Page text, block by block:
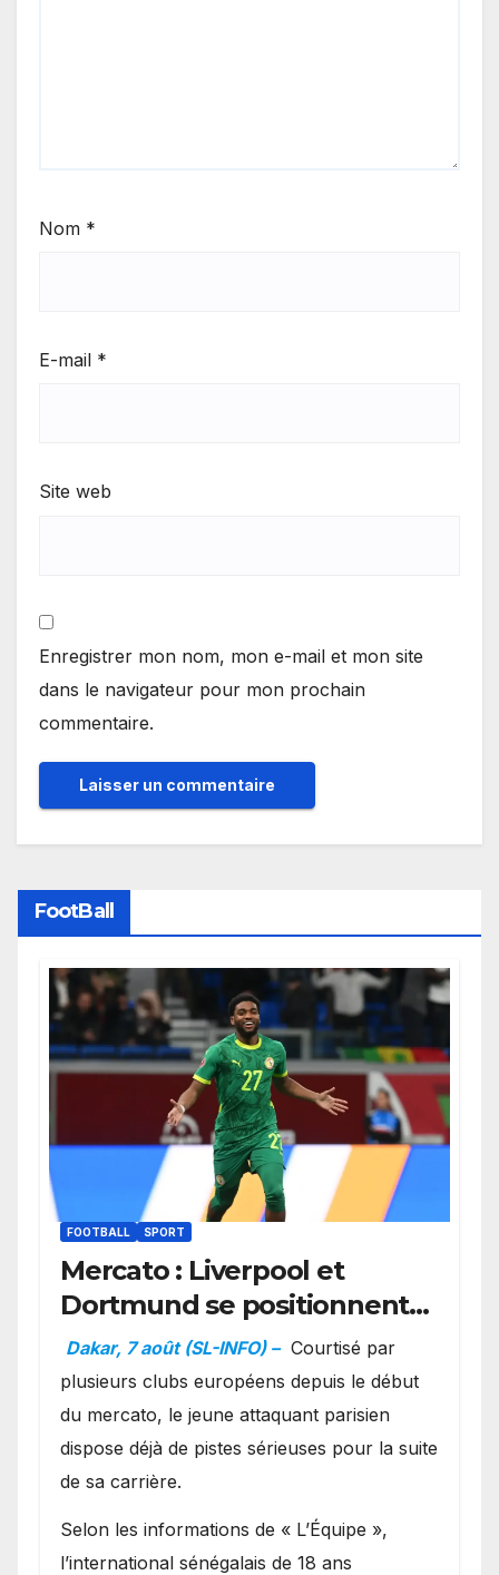
Nom *
E-mail *
Site web
Enregistrer mon nom, mon e-mail et mon site
dans le navigateur pour mon prochain
commentaire.
FootBall
FOOTBALL SPORT
Mercato : Liverpool et
Dortmund se positionnent
en favoris pour recruter
Ibrahim Mbaye
Dakar, 7 août (SL-INFO) – Courtisé par
plusieurs clubs européens depuis le début
du mercato, le jeune attaquant parisien
dispose déjà de pistes sérieuses pour la suite
de sa carrière.
Selon les informations de « L’Équipe »,
l’international sénégalais de 18 ans